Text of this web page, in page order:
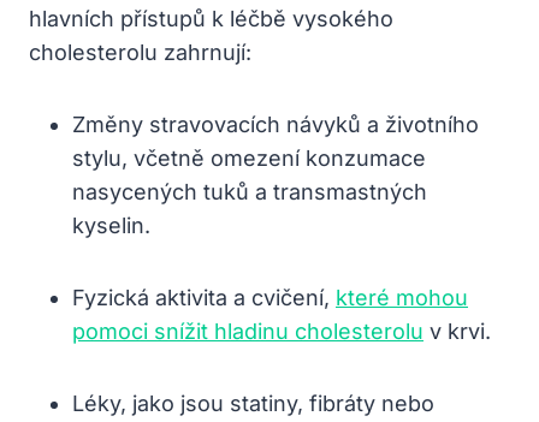
hlavních přístupů k léčbě vysokého
cholesterolu zahrnují:
Změny stravovacích návyků a životního
stylu, včetně omezení konzumace
nasycených tuků a transmastných
kyselin.
Fyzická aktivita a cvičení, které mohou
pomoci snížit hladinu cholesterolu v krvi.
Léky, jako jsou statiny, fibráty nebo